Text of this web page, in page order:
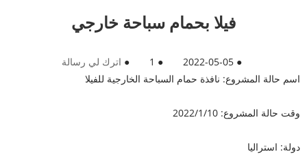
فيلا بحمام سباحة خارجي
●
2022-05-05
●
1
● اترك لي رسالة
اسم حالة المشروع: نافذة حمام السباحة الخارجية للفيلا
وقت حالة المشروع: 2022/1/10
دولة: استراليا